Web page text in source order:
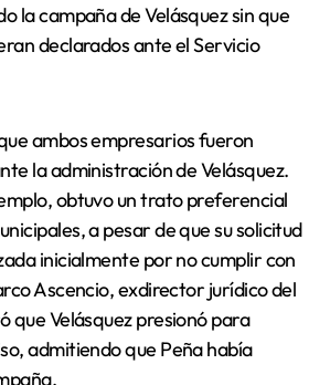
la campaña de Velásquez sin que
declarados ante el Servicio
ambos empresarios fueron
la administración de Velásquez.
obtuvo un trato preferencial
a pesar de que su solicitud
inicialmente por no cumplir con
Ascencio, exdirector jurídico del
que Velásquez presionó para
admitiendo que Peña había